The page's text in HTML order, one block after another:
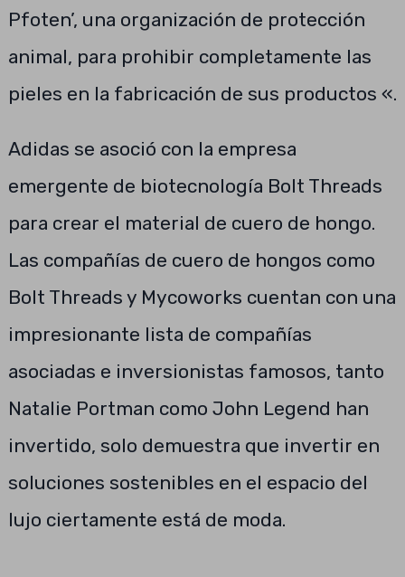
Pfoten’, una organización de protección
animal, para prohibir completamente las
pieles en la fabricación de sus productos «.
Adidas se asoció con la empresa
emergente de biotecnología Bolt Threads
para crear el material de cuero de hongo.
Las compañías de cuero de hongos como
Bolt Threads y Mycoworks cuentan con una
impresionante lista de compañías
asociadas e inversionistas famosos, tanto
Natalie Portman como John Legend han
invertido, solo demuestra que invertir en
soluciones sostenibles en el espacio del
lujo ciertamente está de moda.